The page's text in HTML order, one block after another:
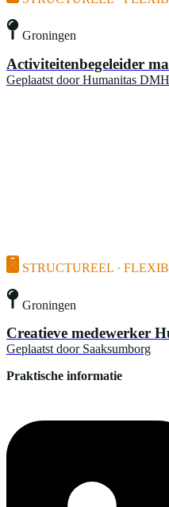
Groningen
Activiteitenbegeleider
Geplaatst door Humanitas DMH
STRUCTUREEL ·
Groningen
Creatieve medewerker
Geplaatst door Saaksumborg
Praktische informatie